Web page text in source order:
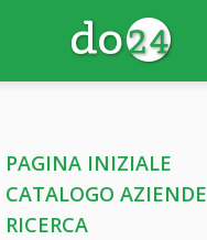
PAGINA INIZIALE
CATALOGO AZIENDE
RICERCA